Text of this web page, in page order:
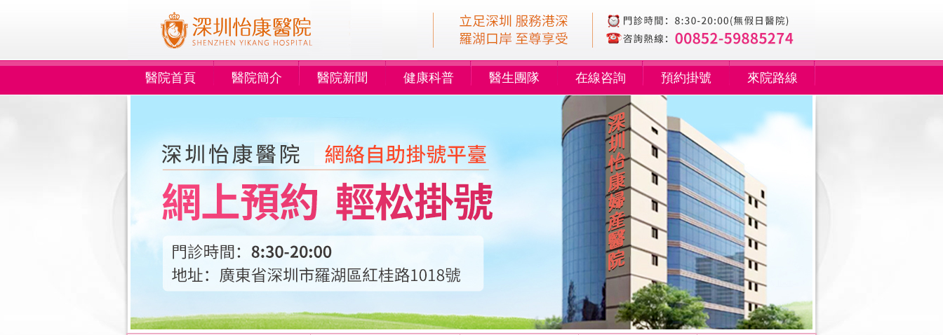
醫院首頁 醫院簡介 醫院新聞 健康科普 醫生團隊 在線咨詢 預約掛號 來院路線